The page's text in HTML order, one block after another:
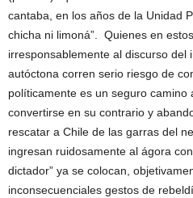
cantaba, en los años de la Unidad
chicha ni limoná”. Quienes en
irresponsablemente al discurso del
autóctona corren serio riesgo de
políticamente es un seguro camino
convertirse en su contrario y
rescatar a Chile de las garras del
ingresan ruidosamente al ágora
dictador” ya se colocan,
inconsecuenciales gestos de